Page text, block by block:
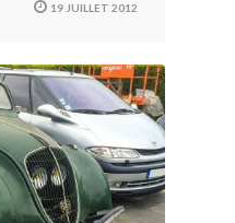
19 JUILLET 2012